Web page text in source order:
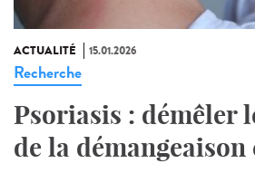
ACTUALITÉ 15.01.2026
Recherche
Psoriasis : démêler
de la